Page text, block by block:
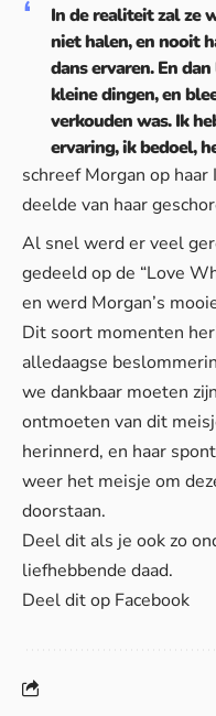
In de realiteit zal ze
niet halen, en nooit
dans ervaren. En
kleine dingen, en
verkouden was. Ik
ervaring, ik bedoel,
schreef Morgan op
deelde van haar
Al snel werd er veel
gedeeld op de “Love
en werd Morgan’s
Dit soort momenten
alledaagse
we dankbaar moeten
ontmoeten van dit
herinnerd, en haar
weer het meisje om
doorstaan.
Deel dit als je ook zo
liefhebbende daad.
Deel dit op Facebook